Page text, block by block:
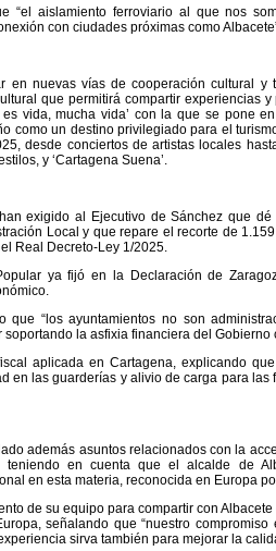
“el aislamiento ferroviario al que nos
con ciudades próximas como
en nuevas vías de cooperación cultural y
que permitirá compartir experiencias
vida, mucha vida’ con la que se pone
como un destino privilegiado para el
desde conciertos de artistas locales
y ‘Cartagena Suena’.
exigido al Ejecutivo de Sánchez que
Local y que repare el recorte de
Real Decreto-Ley 1/2025.
ya fijó en la Declaración de
que “los ayuntamientos no son
la asfixia financiera del Gobierno
aplicada en Cartagena, explicando
en las guarderías y alivio de carga para
además asuntos relacionados con la
en cuenta que el alcalde de
en esta materia, reconocida en Europa
de su equipo para compartir con
señalando que “nuestro
sirva también para mejorar la